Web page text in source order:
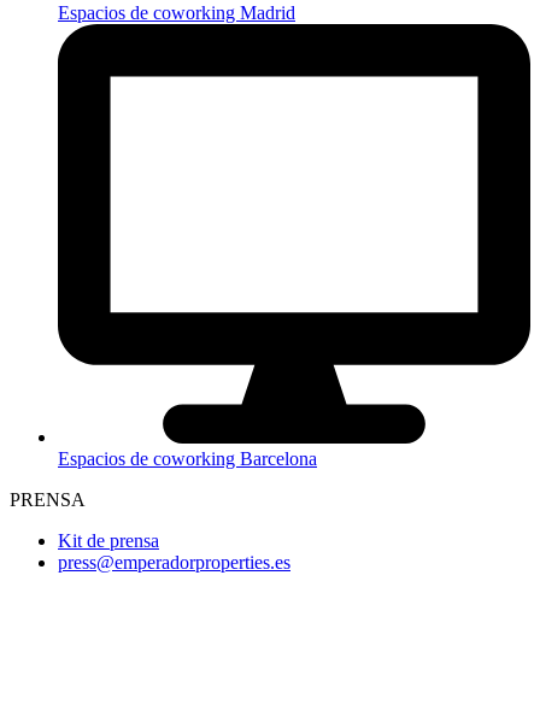
Espacios de coworking Madrid
Espacios de coworking Barcelona
PRENSA
Kit de prensa
press@emperadorproperties.es